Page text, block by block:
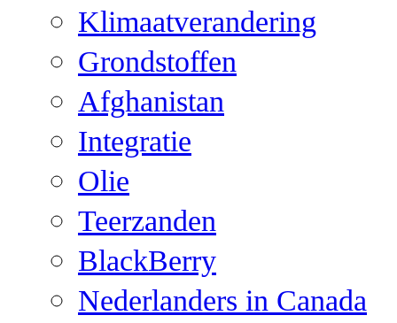
Klimaatverandering
Grondstoffen
Afghanistan
Integratie
Olie
Teerzanden
BlackBerry
Nederlanders in Canada